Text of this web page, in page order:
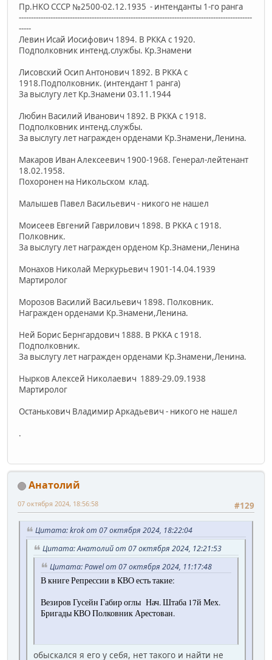
Пр.НКО СССР №2500-02.12.1935 - интенданты 1-го ранга
------------------------------------------------------------------------------------------------
-----
Левин Исай Иосифович 1894. В РККА с 1920.
Подполковник интенд.службы. Кр.Знамени
Лисовский Осип Антонович 1892. В РККА с
1918.Подполковник. (интендант 1 ранга)
За выслугу лет Кр.Знамени 03.11.1944
Любин Василий Иванович 1892. В РККА с 1918.
Подполковник интенд.службы.
За выслугу лет награжден орденами Кр.Знамени,Ленина.
Макаров Иван Алексеевич 1900-1968. Генерал-лейтенант
18.02.1958.
Похоронен на Никольском клад.
Малышев Павел Васильевич - никого не нашел
Моисеев Евгений Гаврилович 1898. В РККА с 1918.
Полковник.
За выслугу лет награжден орденом Кр.Знамени,Ленина
Монахов Николай Меркурьевич 1901-14.04.1939
Мартиролог
Морозов Василий Васильевич 1898. Полковник.
Награжден орденами Кр.Знамени,Ленина.
Ней Борис Бернгардович 1888. В РККА с 1918.
Подполковник.
За выслугу лет награжден орденами Кр.Знамени,Ленина.
Нырков Алексей Николаевич 1889-29.09.1938
Мартиролог
Останькович Владимир Аркадьевич - никого не нашел
.
Анатолий
#129
07 октября 2024, 18:56:58
Цитата: krok от 07 октября 2024, 18:22:04
Цитата: Анатолий от 07 октября 2024, 12:21:53
Цитата: Pawel от 07 октября 2024, 11:17:48
В книге Репрессии в КВО есть такие:
Везиров Гусейн Габир оглы Нач. Штаба 17й Мех.
Бригады КВО Полковник Арестован.
обыскался я его у себя, нет такого и найти не